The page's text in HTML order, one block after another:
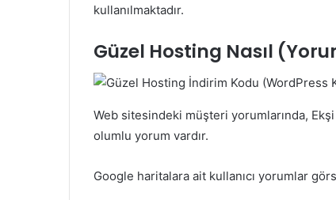
kullanılmaktadır.
Güzel Hosting Nasıl
Web sitesindeki müşteri yorumlarında,
olumlu yorum vardır.
Google haritalara ait kullanıcı yorumlar